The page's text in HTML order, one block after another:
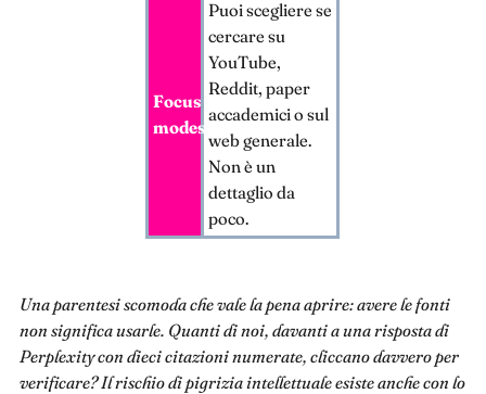
Focus
modes
Puoi scegliere se
cercare su
YouTube,
Reddit, paper
accademici o sul
web generale.
Non è un
dettaglio da
poco.
Una parentesi scomoda che vale la pena aprire: avere le fonti
non significa usarle. Quanti di noi, davanti a una risposta di
Perplexity con dieci citazioni numerate, cliccano davvero per
verificare? Il rischio di pigrizia intellettuale esiste anche con lo